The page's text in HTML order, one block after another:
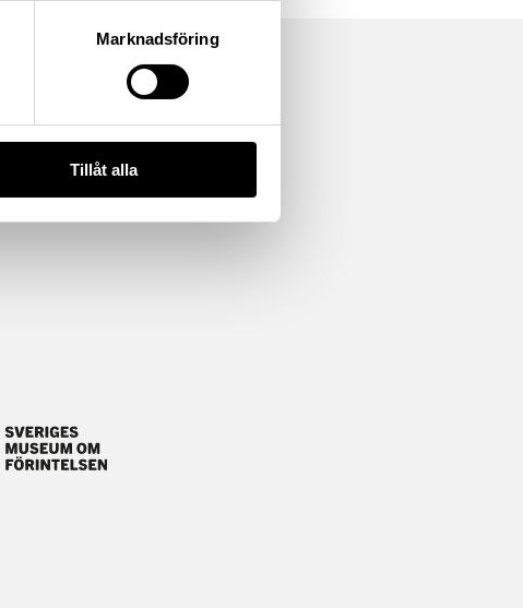
Marknadsföring
Tillåt alla